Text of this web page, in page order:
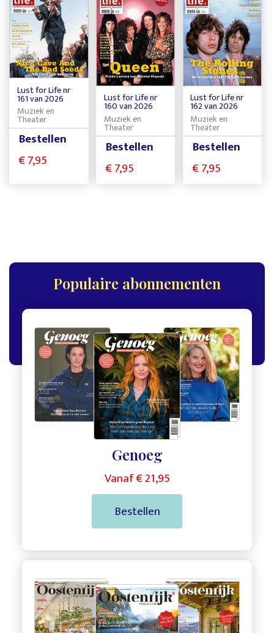
Lust for Life nr
161 van 2026
Muziek en
Theater
Bestellen
€ 7,95
Lust for Life nr
160 van 2026
Muziek en
Theater
Bestellen
€ 7,95
Lust for Life nr
162 van 2026
Muziek en
Theater
Bestellen
€ 7,95
Populaire abonnementen
,,
Genoeg
Vanaf € 21,95
Bestellen
,,